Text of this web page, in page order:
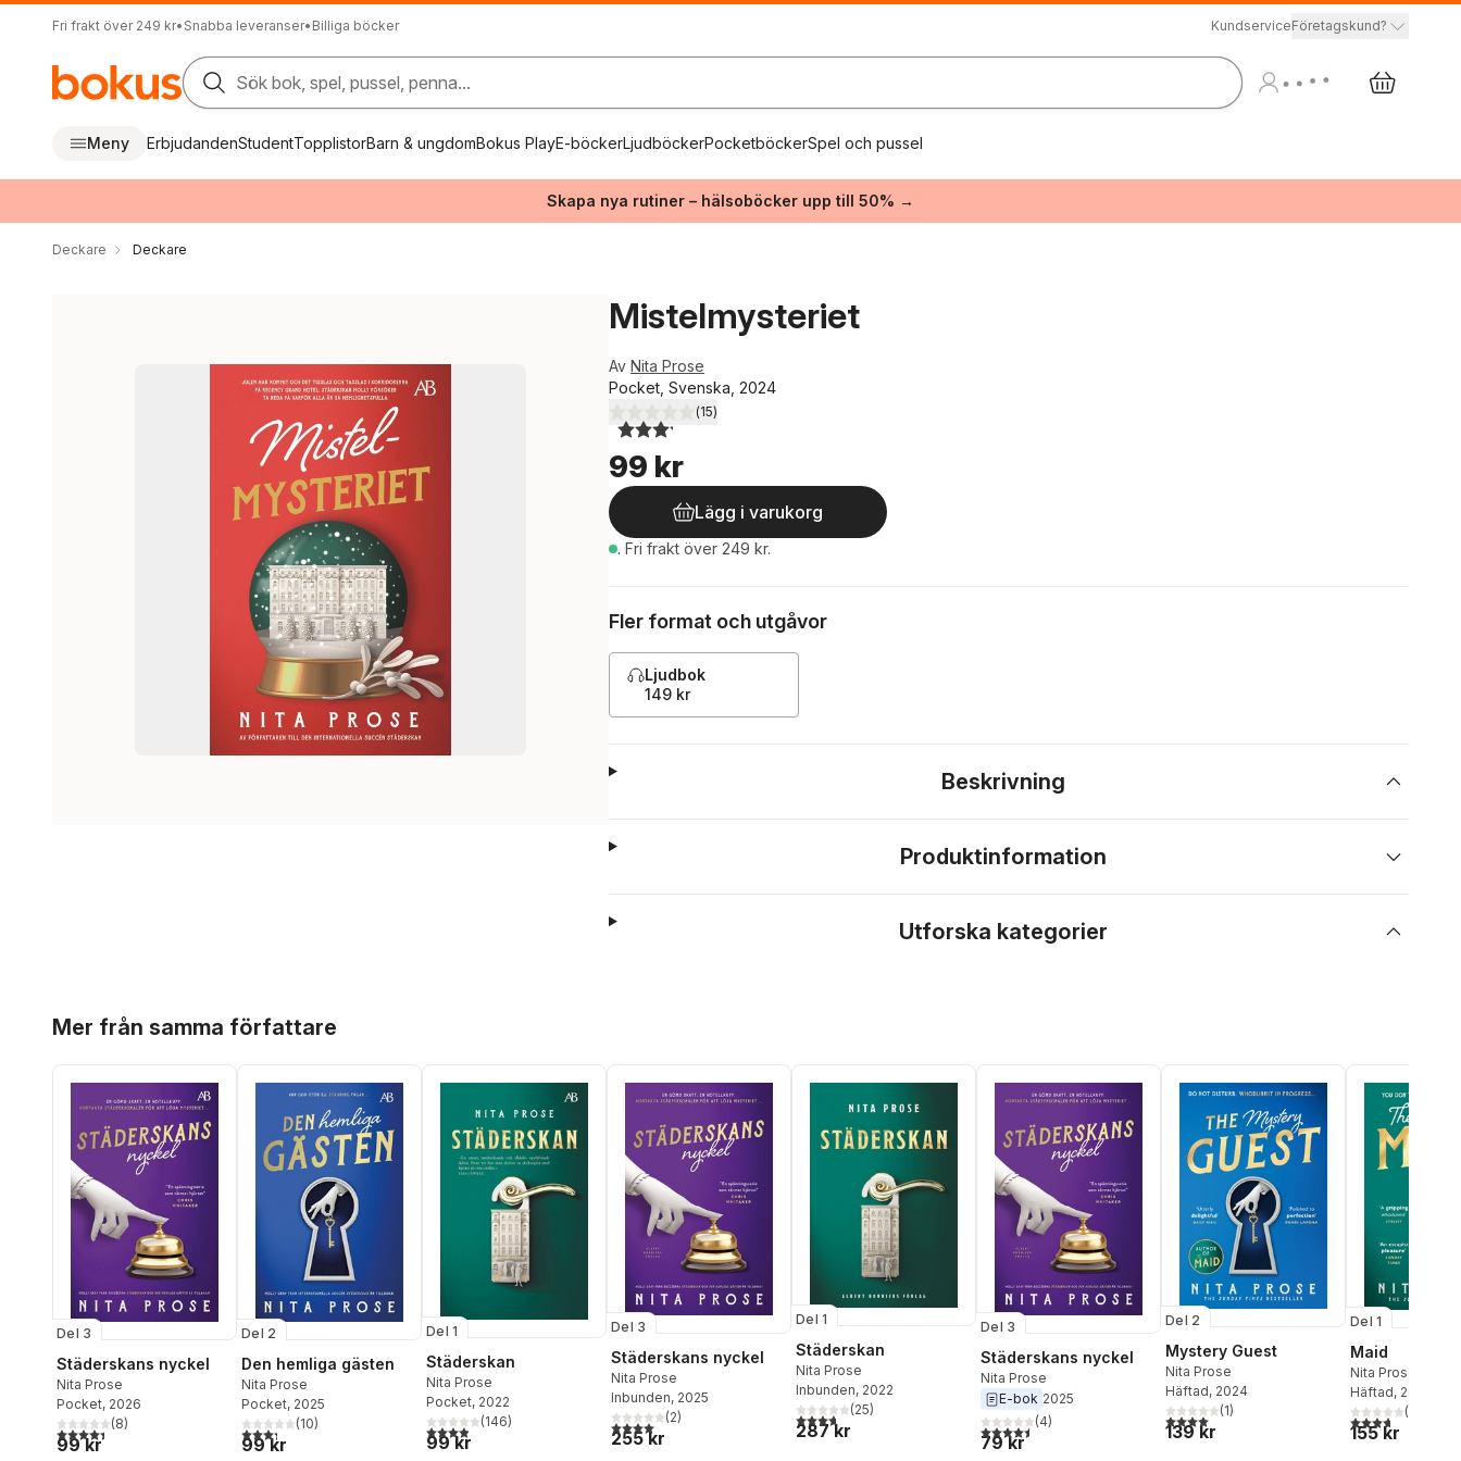
Fri frakt över 249 kr• Snabba leveranser• Billiga böcker KundserviceFöretagskund?
Sök bok, spel, pussel, penna...
Meny ErbjudandenStudentTopplistorBarn & ungdomBokus PlayE-böckerLjudböckerPocketböckerSpel och pussel
Skapa nya rutiner – hälsoböcker upp till 50% →
Deckare Deckare
Mistelmysteriet
Av Nita Prose
Pocket, Svenska, 2024
3,2utav 5 stjärnor. Totalt antal röster:
(15)
99 kr
Lägg i varukorg
. Fri frakt över 249 kr.
Fler format och utgåvor
Ljudbok
149 kr
Beskrivning
Produktinformation
Utforska kategorier
Mer från samma författare
Del 3
Städerskans nyckel
Nita Prose
Pocket, 2026
4,4utav 5 stjärnor. Totalt antal röster:
(8)
99 kr
Del 2
Den hemliga gästen
Nita Prose
Pocket, 2025
3,3utav 5 stjärnor. Totalt antal röster:
(10)
99 kr
Del 1
Städerskan
Nita Prose
Pocket, 2022
3,9utav 5 stjärnor. Totalt antal röster:
(146)
99 kr
Del 3
Städerskans nyckel
Nita Prose
Inbunden, 2025
4,0utav 5 stjärnor. Totalt antal röster:
(2)
255 kr
Del 1
Städerskan
Nita Prose
Inbunden, 2022
3,7utav 5 stjärnor. Totalt antal röster:
(25)
287 kr
Del 3
Städerskans nyckel
Nita Prose
E-bok 2025
4,5utav 5 stjärnor. Totalt antal röster:
(4)
79 kr
Del 2
Mystery Guest
Nita Prose
Häftad, 2024
4,0utav 5 stjärnor. Totalt antal röster:
(1)
139 kr
Del 1
Maid
Nita Prose
Häftad, 2023
3,7utav 5(
155 kr